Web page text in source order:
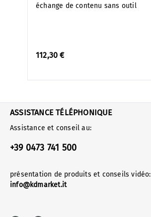
échange de contenu sans outil
112,30 €
ASSISTANCE TÉLÉPHONIQUE
Assistance et conseil au:
+39 0473 741 500
présentation de produits et conseils vidéo:
info@kdmarket.it